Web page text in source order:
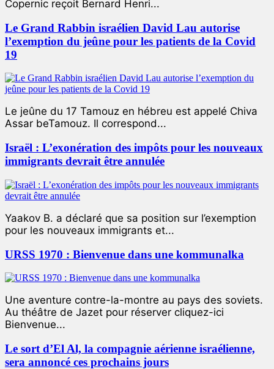
Copernic reçoit Bernard Henri...
Le Grand Rabbin israélien David Lau autorise
l’exemption du jeûne pour les patients de la Covid
19
Le jeûne du 17 Tamouz en hébreu est appelé Chiva
Assar beTamouz. Il correspond...
Israël : L’exonération des impôts pour les nouveaux
immigrants devrait être annulée
Yaakov B. a déclaré que sa position sur l’exemption
pour les nouveaux immigrants et...
URSS 1970 : Bienvenue dans une kommunalka
Une aventure contre-la-montre au pays des soviets.
Au théâtre de Jazet pour réserver cliquez-ici
Bienvenue...
Le sort d’El Al, la compagnie aérienne israélienne,
sera annoncé ces prochains jours